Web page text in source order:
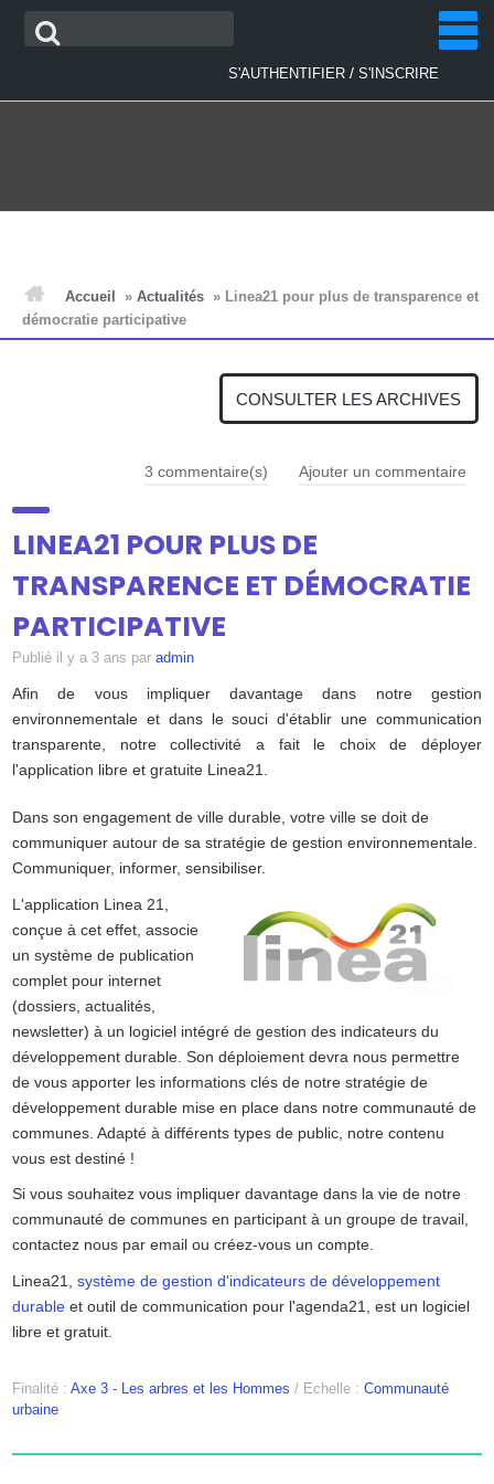
Aller
Recherche
S'AUTHENTIFIER/ S'INSCRIRE
ACTUALITÉS
PLAN D'ACTIONS
DOSSIERS
CONTRIBUEZ
ANNUAIRE
CONTACT
Accueil » Actualités » Linea21 pour plus de transparence et
démocratie participative
CONSULTER LES ARCHIVES
3 commentaire(s) Ajouter un commentaire
LINEA21 POUR PLUS DE
TRANSPARENCE ET DÉMOCRATIE
PARTICIPATIVE
Publié il y a 3 ans paradmin
Afin de vous impliquer davantage dans notre gestion
environnementale et dans le souci d'établir une communication
transparente, notre collectivité a fait le choix de déployer
l'application libre et gratuite Linea21.
Dans son engagement de ville durable, votre ville se doit de
communiquer autour de sa stratégie de gestion environnementale.
Communiquer, informer, sensibiliser.
L'application Linea 21,
conçue à cet effet, associe
un système de publication
complet pour internet
(dossiers, actualités,
newsletter) à un logiciel intégré de gestion des indicateurs du
développement durable. Son déploiement devra nous permettre
de vous apporter les informations clés de notre stratégie de
développement durable mise en place dans notre communauté de
communes. Adapté à différents types de public, notre contenu
vous est destiné !
Si vous souhaitez vous impliquer davantage dans la vie de notre
communauté de communes en participant à un groupe de travail,
contactez nous par email ou créez-vous un compte.
Linea21,système de gestion d'indicateurs de développement
durable et outil de communication pour l'agenda21, est un logiciel
libre et gratuit.
Finalité :Axe 3 - Les arbres et les Hommes / Echelle :Communauté
urbaine